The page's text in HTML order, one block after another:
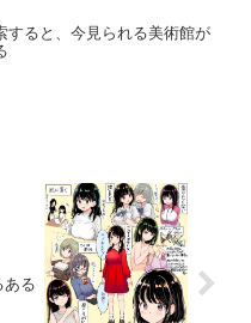
すると、今見られる美術館が
ある